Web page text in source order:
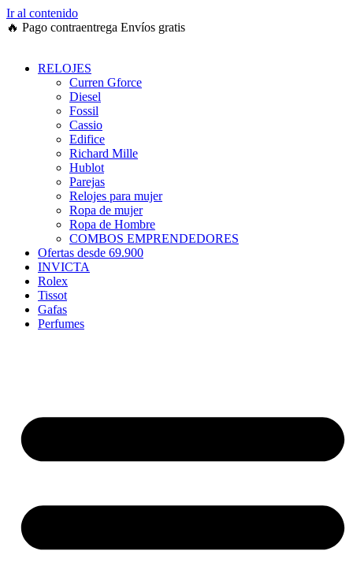
Ir al contenido
🔥 Pago contraentrega Envíos gratis
RELOJES
Curren Gforce
Diesel
Fossil
Cassio
Edifice
Richard Mille
Hublot
Parejas
Relojes para mujer
Ropa de mujer
Ropa de Hombre
COMBOS EMPRENDEDORES
Ofertas desde 69.900
INVICTA
Rolex
Tissot
Gafas
Perfumes